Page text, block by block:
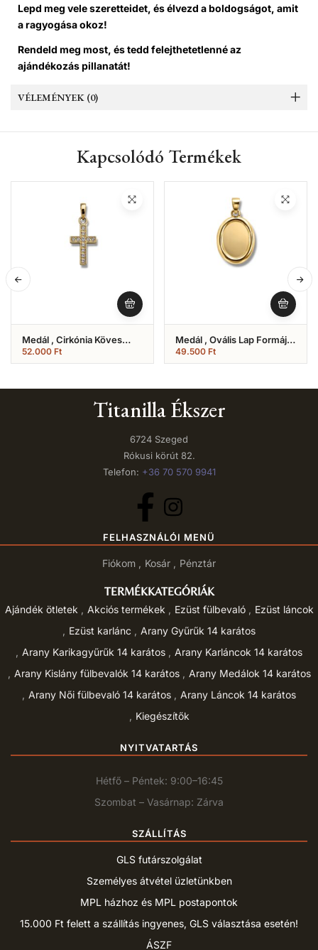
Lepd meg vele szeretteidet, és élvezd a boldogságot, amit
a ragyogása okoz!
Rendeld meg most, és tedd felejthetetlenné az
ajándékozás pillanatát!
VÉLEMÉNYEK (0)
Kapcsolódó Termékek
Medál , Cirkónia Köves
Kereszt (Nr.9)
52.000 Ft
Medál , Ovális Lap Formájú
(Nr.17)
49.500 Ft
Titanilla Ékszer
6724 Szeged
Rókusi körút 82.
Telefon: +36 70 570 9941
FELHASZNÁLÓI MENÜ
Fiókom Kosár Pénztár
TERMÉKKATEGÓRIÁK
Ajándék ötletek Akciós termékek Ezüst fülbevaló
Ezüst láncok
Ezüst karlánc
Arany Gyűrűk 14 karátos
Arany Karikagyűrűk 14 karátos
Arany Karláncok 14 karátos
Arany Kislány fülbevalók 14 karátos
Arany Medálok 14 karátos
Arany Női fülbevaló 14 karátos
Arany Láncok 14 karátos
Kiegészítők
NYITVATARTÁS
Hétfő – Péntek: 9:00–16:45
Szombat – Vasárnap: Zárva
SZÁLLÍTÁS
GLS futárszolgálat
Személyes átvétel üzletünkben
MPL házhoz és MPL postapontok
15.000 Ft felett a szállítás ingyenes, GLS választása esetén!
ÁSZF